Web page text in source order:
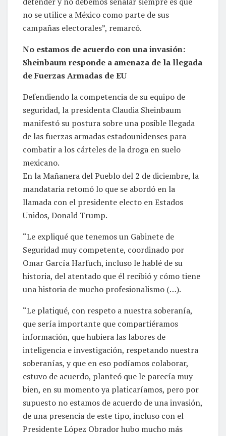
no se utilice a México como parte de sus
campañas electorales”, remarcó.
No estamos de acuerdo con una invasión:
Sheinbaum responde a amenaza de la llegada
de Fuerzas Armadas de EU
Defendiendo la competencia de su equipo de
seguridad, la presidenta Claudia Sheinbaum
manifestó su postura sobre una posible llegada
de las fuerzas armadas estadounidenses para
combatir a los cárteles de la droga en suelo
mexicano.
En la Mañanera del Pueblo del 2 de diciembre, la
mandataria retomó lo que se abordó en la
llamada con el presidente electo en Estados
Unidos, Donald Trump.
“Le expliqué que tenemos un Gabinete de
Seguridad muy competente, coordinado por
Omar García Harfuch, incluso le hablé de su
historia, del atentado que él recibió y cómo tiene
una historia de mucho profesionalismo (…).
“Le platiqué, con respeto a nuestra soberanía,
que sería importante que compartiéramos
información, que hubiera las labores de
inteligencia e investigación, respetando nuestra
soberanías, y que en eso podíamos colaborar,
estuvo de acuerdo, planteó que le parecía muy
bien, en su momento ya platicaríamos, pero por
supuesto no estamos de acuerdo de una invasión,
de una presencia de este tipo, incluso con el
Presidente López Obrador hubo mucho más